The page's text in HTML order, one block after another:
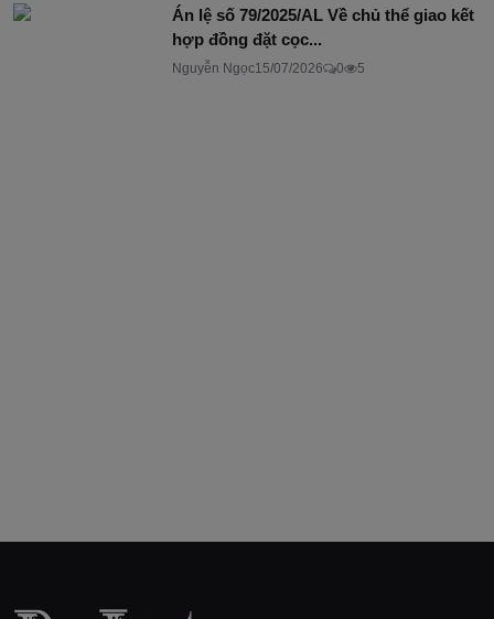
Án lệ số 79/2025/AL Về chủ thể giao kết
hợp đồng đặt cọc...
Nguyễn Ngọc15/07/2026 0 5